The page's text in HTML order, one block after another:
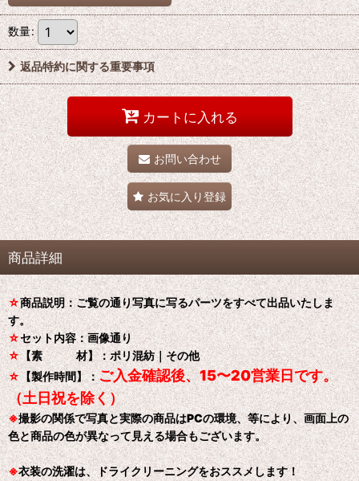
数量:
返品特約に関する重要事項
カートに入れる
お問い合わせ
お気に入り登録
商品詳細
☆商品説明：ご覧の通り写真に写るパーツをすべて出品いたしま
す。
☆セット内容：画像通り
☆【素 材】：ポリ混紡｜その他
☆【製作時間】：ご入金確認後、15〜20営業日です。
（土日祝を除く）
※撮影の関係で写真と実際の商品はPCの環境、等により、画面上の
色と商品の色が異なって見える場合もございます。
※衣装の洗濯は、ドライクリーニングをおススメします！